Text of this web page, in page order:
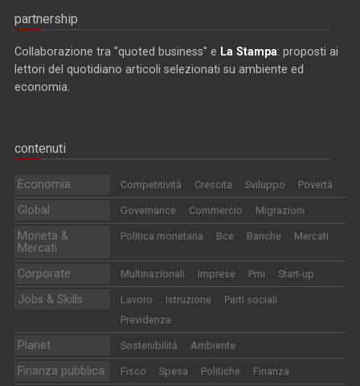
partnership
Collaborazione tra "quoted business" e La Stampa: proposti ai
lettori del quotidiano articoli selezionati su ambiente ed
economia.
contenuti
Economia Competitività Crescita Sviluppo Povertà
Global Governance Commercio Migrazioni
Moneta &
Mercati
Politica monetaria Bce Banche Mercati
Corporate Multinazionali Imprese Pmi Start-up
Jobs & Skills Lavoro Istruzione
Parti sociali
Previdenza
Planet Sostenibilità Ambiente
Finanza pubblica Fisco Spesa Politiche Finanza